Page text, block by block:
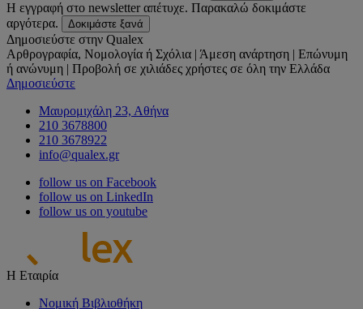
Η εγγραφή στο newsletter απέτυχε. Παρακαλώ δοκιμάστε
αργότερα.
Δοκιμάστε ξανά
Δημοσιεύστε στην Qualex
Αρθρογραφία, Νομολογία ή Σχόλια | Άμεση ανάρτηση | Επώνυμη
ή ανώνυμη | Προβολή σε χιλιάδες χρήστες σε όλη την Ελλάδα
Δημοσιεύστε
Μαυρομιχάλη 23, Αθήνα
210 3678800
210 3678922
info@qualex.gr
follow us on Facebook
follow us on LinkedIn
follow us on youtube
Η Εταιρία
Νομική Βιβλιοθήκη